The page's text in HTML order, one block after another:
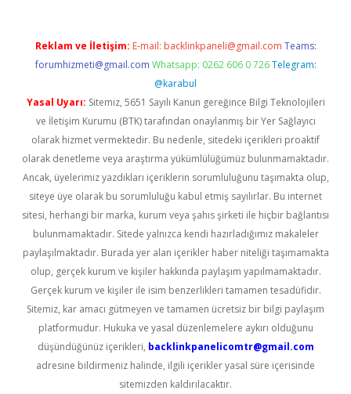
Reklam ve İletişim: E-mail: backlinkpaneli@gmail.com Teams:
forumhizmeti@gmail.com Whatsapp: 0262 606 0 726 Telegram:
@karabul
Yasal Uyarı: Sitemiz, 5651 Sayılı Kanun gereğince Bilgi Teknolojileri
ve İletişim Kurumu (BTK) tarafından onaylanmış bir Yer Sağlayıcı
olarak hizmet vermektedir. Bu nedenle, sitedeki içerikleri proaktif
olarak denetleme veya araştırma yükümlülüğümüz bulunmamaktadır.
Ancak, üyelerimiz yazdıkları içeriklerin sorumluluğunu taşımakta olup,
siteye üye olarak bu sorumluluğu kabul etmiş sayılırlar. Bu internet
sitesi, herhangi bir marka, kurum veya şahıs şirketi ile hiçbir bağlantısı
bulunmamaktadır. Sitede yalnızca kendi hazırladığımız makaleler
paylaşılmaktadır. Burada yer alan içerikler haber niteliği taşımamakta
olup, gerçek kurum ve kişiler hakkında paylaşım yapılmamaktadır.
Gerçek kurum ve kişiler ile isim benzerlikleri tamamen tesadüfidir.
Sitemiz, kar amacı gütmeyen ve tamamen ücretsiz bir bilgi paylaşım
platformudur. Hukuka ve yasal düzenlemelere aykırı olduğunu
düşündüğünüz içerikleri, backlinkpanelicomtr@gmail.com
adresine bildirmeniz halinde, ilgili içerikler yasal süre içerisinde
sitemizden kaldırılacaktır.